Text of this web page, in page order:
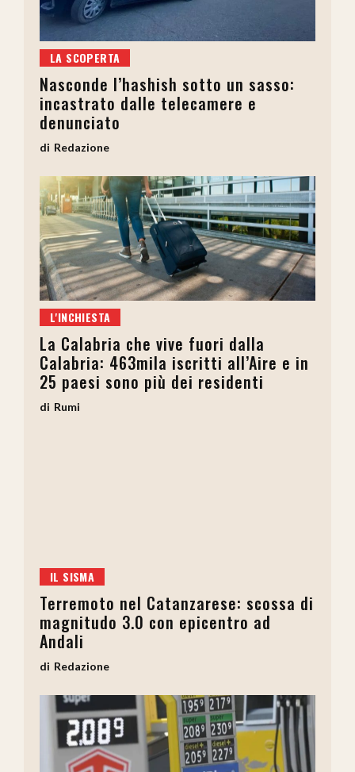
LA SCOPERTA
Nasconde l’hashish sotto un sasso:
incastrato dalle telecamere e
denunciato
Redazione
L'INCHIESTA
La Calabria che vive fuori dalla
Calabria: 463mila iscritti all’Aire e in
25 paesi sono più dei residenti
Rumi
IL SISMA
Terremoto nel Catanzarese: scossa di
magnitudo 3.0 con epicentro ad
Andali
Redazione